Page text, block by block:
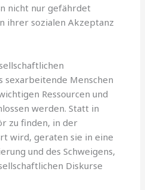
nicht nur gefährdet
ihrer sozialen Akzeptanz
sexarbeitende Menschen
Ressourcen und
werden. Statt in
zu finden, in der
wird, geraten sie in eine
und des Schweigens,
Diskurse